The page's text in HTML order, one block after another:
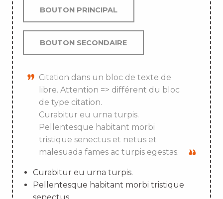
BOUTON PRINCIPAL
BOUTON SECONDAIRE
Citation dans un bloc de texte de
libre. Attention => différent du bloc
de type citation.
Curabitur eu urna turpis.
Pellentesque habitant morbi
tristique senectus et netus et
malesuada fames ac turpis egestas.
Curabitur eu urna turpis.
Pellentesque habitant morbi tristique